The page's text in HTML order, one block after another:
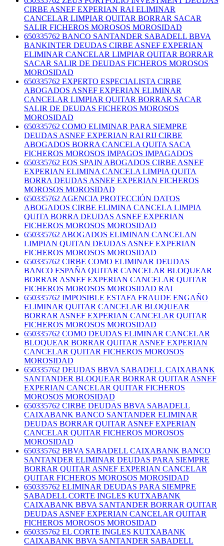
CIRBE ASNEF EXPERIAN RAI ELIMINAR
CANCELAR LIMPIAR QUITAR BORRAR SACAR
SALIR FICHEROS MOROSOS MOROSIDAD
650335762 BANCO SANTANDER SABADELL BBVA
BANKINTER DEUDAS CIRBE ASNEF EXPERIAN
ELIMINAR CANCELAR LIMPIAR QUITAR BORRAR
SACAR SALIR DE DEUDAS FICHEROS MOROSOS
MOROSIDAD
650335762 EXPERTO ESPECIALISTA CIRBE
ABOGADOS ASNEF EXPERIAN ELIMINAR
CANCELAR LIMPIAR QUITAR BORRAR SACAR
SALIR DE DEUDAS FICHEROS MOROSOS
MOROSIDAD
650335762 COMO ELIMINAR PARA SIEMPRE
DEUDAS ASNEF EXPERIAN RAI RIJ CIRBE
ABOGADOS BORRA CANCELA QUITA SACA
FICHEROS MOROSOS IMPAGOS IMPAGADOS
650335762 EOS SPAIN ABOGADOS CIRBE ASNEF
EXPERIAN ELIMINA CANCELA LIMPIA QUITA
BORRA DEUDAS ASNEF EXPERIAN FICHEROS
MOROSOS MOROSIDAD
650335762 AGENCIA PROTECCIÓN DATOS
ABOGADOS CIRBE ELIMINA CANCELA LIMPIA
QUITA BORRA DEUDAS ASNEF EXPERIAN
FICHEROS MOROSOS MOROSIDAD
650335762 ABOGADOS ELIMINAN CANCELAN
LIMPIAN QUITAN DEUDAS ASNEF EXPERIAN
FICHEROS MOROSOS MOROSIDAD
650335762 CIRBE COMO ELIMINAR DEUDAS
BANCO ESPAÑA QUITAR CANCELAR BLOQUEAR
BORRAR ASNEF EXPERIAN CANCELAR QUITAR
FICHEROS MOROSOS MOROSIDAD RAI
650335762 IMPOSIBLE ESTAFA FRAUDE ENGAÑO
ELIMINAR QUITAR CANCELAR BLOQUEAR
BORRAR ASNEF EXPERIAN CANCELAR QUITAR
FICHEROS MOROSOS MOROSIDAD
650335762 COMO DEUDAS ELIMINAR CANCELAR
BLOQUEAR BORRAR QUITAR ASNEF EXPERIAN
CANCELAR QUITAR FICHEROS MOROSOS
MOROSIDAD
650335762 DEUDAS BBVA SABADELL CAIXABANK
SANTANDER BLOQUEAR BORRAR QUITAR ASNEF
EXPERIAN CANCELAR QUITAR FICHEROS
MOROSOS MOROSIDAD
650335762 CIRBE DEUDAS BBVA SABADELL
CAIXABANK BANCO SANTANDER ELIMINAR
DEUDAS BORRAR QUITAR ASNEF EXPERIAN
CANCELAR QUITAR FICHEROS MOROSOS
MOROSIDAD
650335762 BBVA SABADELL CAIXABANK BANCO
SANTANDER ELIMINAR DEUDAS PARA SIEMPRE
BORRAR QUITAR ASNEF EXPERIAN CANCELAR
QUITAR FICHEROS MOROSOS MOROSIDAD
650335762 ELIMINAR DEUDAS PARA SIEMPRE
SABADELL CORTE INGLES KUTXABANK
CAIXABANK BBVA SANTANDER BORRAR QUITAR
DEUDAS ASNEF EXPERIAN CANCELAR QUITAR
FICHEROS MOROSOS MOROSIDAD
650335762 EL CORTE INGLES KUTXABANK
CAIXABANK BBVA SANTANDER SABADELL